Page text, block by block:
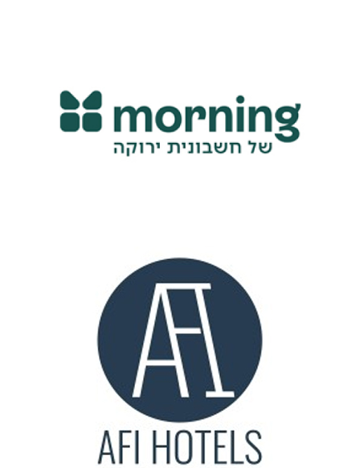
morning היא חברת סטארטאפ חדשנית המציעה לעסקים
פלטפורמת SaaS לניהול עסקי. היישום כלל אינטגרציה בין
GLASSIX לבין WYZE באופן המאפשר לנציגי חווית הלקוח
למצוא את המידע העדכני ביותר ולספק אותו ללקוחות